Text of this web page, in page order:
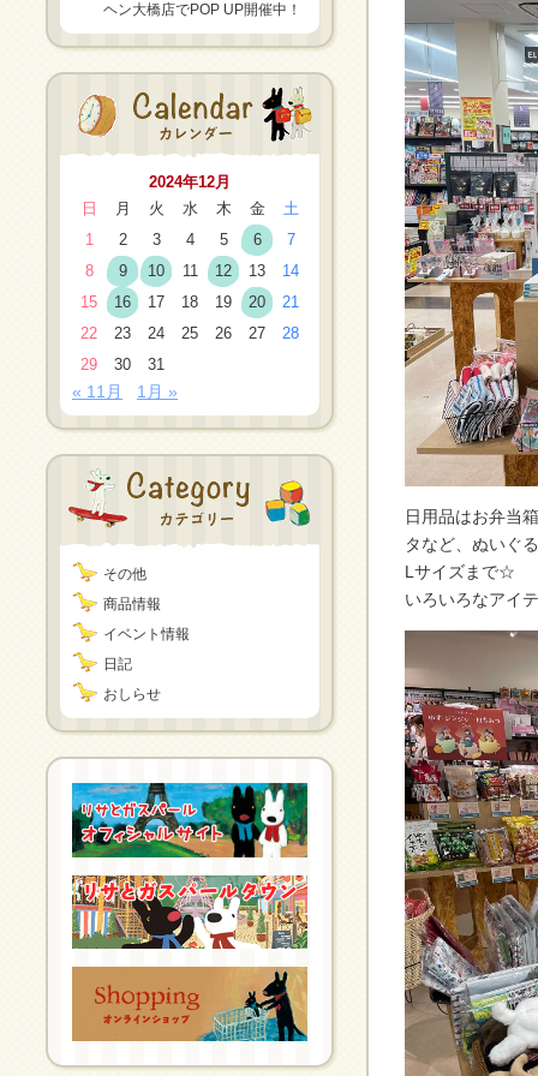
ヘン大橋店でPOP UP開催中！
2024年12月
日
月 火 水 木 金
土
1
2 3 4 5 6
7
8
9 10 11 12 13
14
15
16 17 18 19 20
21
22
23 24 25 26 27
28
29
30 31
« 11月 1月 »
その他
商品情報
イベント情報
日記
おしらせ
日用品はお弁当
タなど、ぬいぐ
Lサイズまで☆
いろいろなアイ